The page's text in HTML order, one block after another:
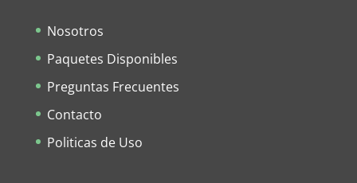
Nosotros
Paquetes Disponibles
Preguntas Frecuentes
Contacto
Politicas de Uso